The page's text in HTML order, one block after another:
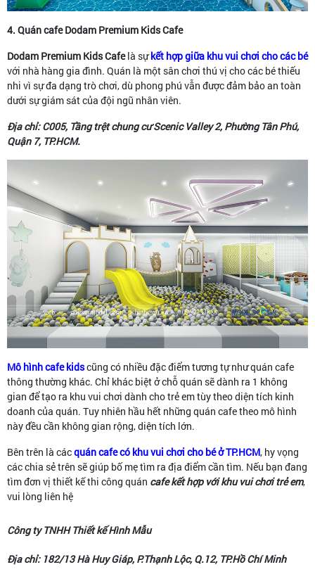
4. Quán cafe Dodam Premium Kids Cafe
Dodam Premium Kids Cafelà sựkết hợp giữa khu vui chơi cho các bé
với nhà hàng gia đình. Quán là một sân chơi thú vị cho các bé thiếu
nhi vì sự đa dạng trò chơi, dù phong phú vẫn được đảm bảo an toàn
dưới sự giám sát của đội ngũ nhân viên.
Địa chỉ: C005, Tầng trệt chung cư Scenic Valley 2, Phường Tân Phú,
Quận 7, TP.HCM.
Mô hình cafe kidscũng có nhiều đặc điểm tương tự như quán cafe
thông thường khác. Chỉ khác biệt ở chỗ quán sẽ dành ra 1 không
gian để tạo ra khu vui chơi dành cho trẻ em tùy theo diện tích kinh
doanh của quán. Tuy nhiên hầu hết những quán cafe theo mô hình
này đều cần không gian rộng, diện tích lớn.
Bên trên là cácquán cafe có khu vui chơi cho bé ở TP.HCM, hy vọng
các chia sẻ trên sẽ giúp bố mẹ tìm ra địa điểm cần tìm. Nếu bạn đang
tìm đơn vị thiết kế thi công quán cafe kết hợp với khu vui chơi trẻ em,
vui lòng liên hệ
Công ty TNHH Thiết kế Hình Mẫu
Địa chỉ: 182/13 Hà Huy Giáp, P.Thạnh Lộc, Q.12, TP.Hồ Chí Minh